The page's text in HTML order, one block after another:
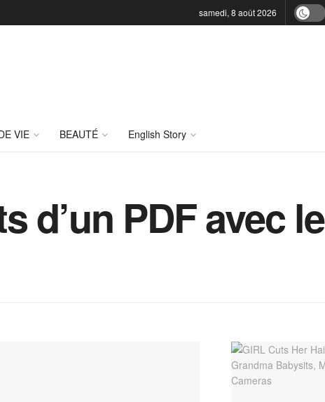
samedi, 8 août 2026
VIE BEAUTÉ English Story
d’un PDF avec le